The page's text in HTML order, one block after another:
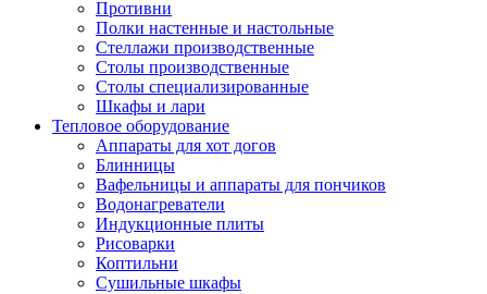
Противни
Полки настенные и настольные
Стеллажи производственные
Столы производственные
Столы специализированные
Шкафы и лари
Тепловое оборудование
Аппараты для хот догов
Блинницы
Вафельницы и аппараты для пончиков
Водонагреватели
Индукционные плиты
Рисоварки
Коптильни
Сушильные шкафы